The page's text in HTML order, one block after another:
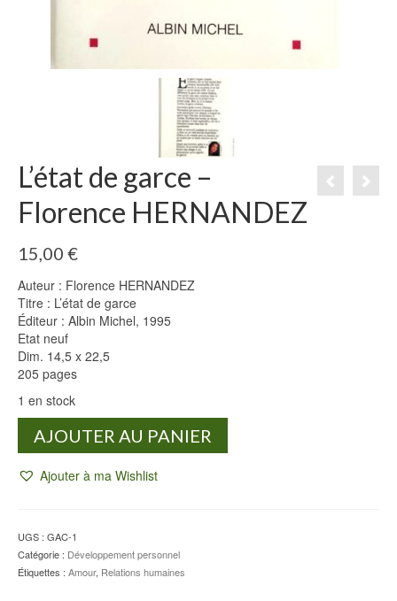
L’état de garce –
Florence HERNANDEZ
15,00 €
Auteur : Florence HERNANDEZ
Titre : L’état de garce
Éditeur : Albin Michel, 1995
Etat neuf
Dim. 14,5 x 22,5
205 pages
1 en stock
de
Florence
HERNANDEZ
AJOUTER AU PANIER
Ajouter à ma Wishlist
UGS : GAC-1
Catégorie : Développement personnel
Étiquettes : Amour, Relations humaines